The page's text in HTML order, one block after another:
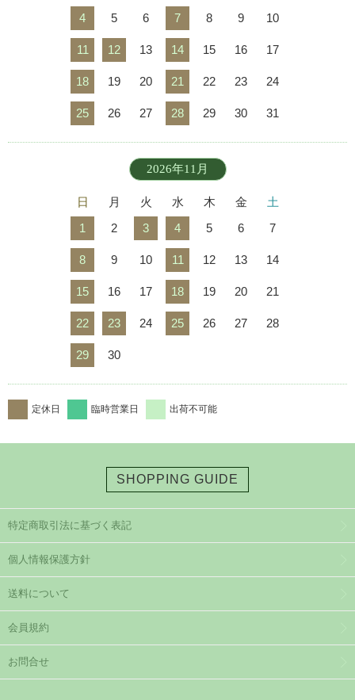
4 5 6 7 8 9 10
11 12 13 14 15 16 17
18 19 20 21 22 23 24
25 26 27 28 29 30 31
2026年11月
日 月 火 水 木 金
土
1
2 3 4 5 6 7
8 9 10 11 12 13 14
15 16 17 18 19 20 21
22 23 24 25 26 27 28
29 30
定休日 臨時営業日 出荷不可能
SHOPPING GUIDE
特定商取引法に基づく表記
個人情報保護方針
送料について
会員規約
お問合せ